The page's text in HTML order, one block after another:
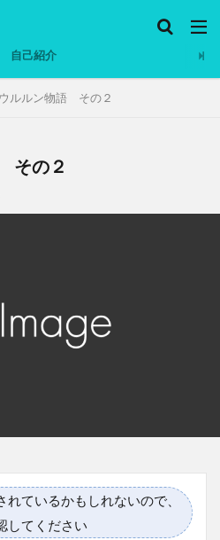
自己紹介
ルルン物語 その２
その２
ているかもしれないので、
してください
ーグルト
日本人村社会 脱水シート